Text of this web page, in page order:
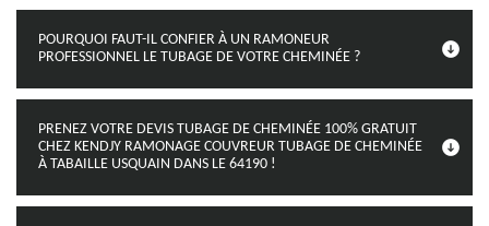
POURQUOI FAUT-IL CONFIER À UN RAMONEUR
PROFESSIONNEL LE TUBAGE DE VOTRE CHEMINÉE ?
PRENEZ VOTRE DEVIS TUBAGE DE CHEMINÉE 100% GRATUIT
CHEZ KENDJY RAMONAGE COUVREUR TUBAGE DE CHEMINÉE
À TABAILLE USQUAIN DANS LE 64190 !